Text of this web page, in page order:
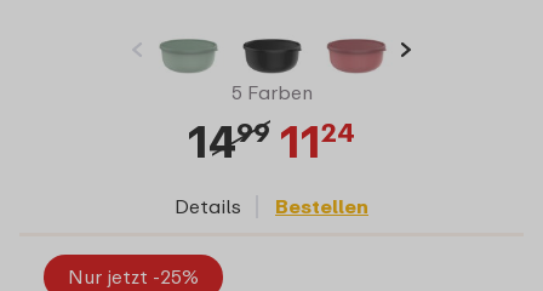
5 Farben
1499 1124
Details Bestellen
Nur jetzt -25%